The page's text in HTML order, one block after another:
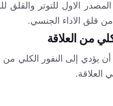
الاول للتوتر
قلق الاداء الجنسي.
من العلاقة
يؤدي إلى النفور الكلي من
العلاقة.